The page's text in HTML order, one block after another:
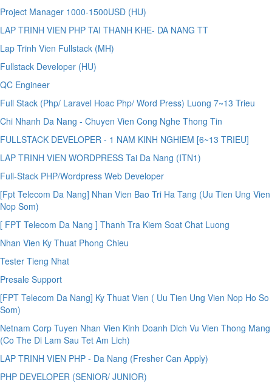
Project Manager 1000-1500USD (HU)
LAP TRINH VIEN PHP TAI THANH KHE- DA NANG TT
Lap Trinh Vien Fullstack (MH)
Fullstack Developer (HU)
QC Engineer
Full Stack (Php/ Laravel Hoac Php/ Word Press) Luong 7~13 Trieu
Chi Nhanh Da Nang - Chuyen Vien Cong Nghe Thong Tin
FULLSTACK DEVELOPER - 1 NAM KINH NGHIEM [6~13 TRIEU]
LAP TRINH VIEN WORDPRESS Tai Da Nang (ITN1)
Full-Stack PHP/Wordpress Web Developer
[Fpt Telecom Da Nang] Nhan Vien Bao Tri Ha Tang (Uu Tien Ung Vien
Nop Som)
[ FPT Telecom Da Nang ] Thanh Tra Kiem Soat Chat Luong
Nhan Vien Ky Thuat Phong Chieu
Tester Tieng Nhat
Presale Support
[FPT Telecom Da Nang] Ky Thuat Vien ( Uu Tien Ung Vien Nop Ho So
Som)
Netnam Corp Tuyen Nhan Vien Kinh Doanh Dich Vu Vien Thong Mang
(Co The Di Lam Sau Tet Am Lich)
LAP TRINH VIEN PHP - Da Nang (Fresher Can Apply)
PHP DEVELOPER (SENIOR/ JUNIOR)